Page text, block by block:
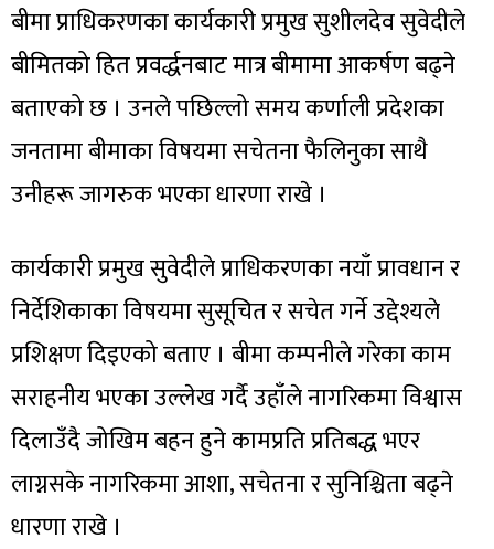
बीमा प्राधिकरणका कार्यकारी प्रमुख सुशीलदेव सुवेदीले
बीमितको हित प्रवर्द्धनबाट मात्र बीमामा आकर्षण बढ्ने
बताएको छ । उनले पछिल्लो समय कर्णाली प्रदेशका
जनतामा बीमाका विषयमा सचेतना फैलिनुका साथै
उनीहरू जागरुक भएका धारणा राखे ।
कार्यकारी प्रमुख सुवेदीले प्राधिकरणका नयाँ प्रावधान र
निर्देशिकाका विषयमा सुसूचित र सचेत गर्ने उद्देश्यले
प्रशिक्षण दिइएको बताए । बीमा कम्पनीले गरेका काम
सराहनीय भएका उल्लेख गर्दै उहाँले नागरिकमा विश्वास
दिलाउँदै जोखिम बहन हुने कामप्रति प्रतिबद्ध भएर
लाग्नसके नागरिकमा आशा, सचेतना र सुनिश्चिता बढ्ने
धारणा राखे ।